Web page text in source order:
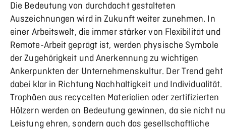
Die Bedeutung von durchdacht gestalteten
Auszeichnungen wird in Zukunft weiter zunehmen. In
einer Arbeitswelt, die immer stärker von Flexibilität und
Remote-Arbeit geprägt ist, werden physische Symbole
der Zugehörigkeit und Anerkennung zu wichtigen
Ankerpunkten der Unternehmenskultur. Der Trend geht
dabei klar in Richtung Nachhaltigkeit und Individualität.
Trophäen aus recycelten Materialien oder zertifizierten
Hölzern werden an Bedeutung gewinnen, da sie nicht
Leistung ehren, sondern auch das gesellschaftliche